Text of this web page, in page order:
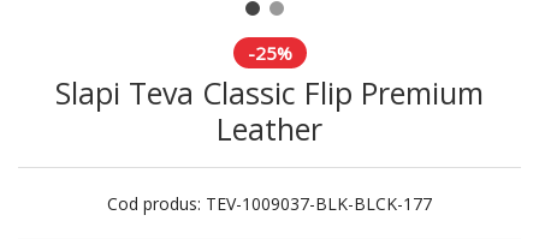
-25%
Slapi Teva Classic Flip Premium
Leather
Cod produs: TEV-1009037-BLK-BLCK-177